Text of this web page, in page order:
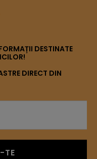
DESTINATE
DIRECT DIN
TE